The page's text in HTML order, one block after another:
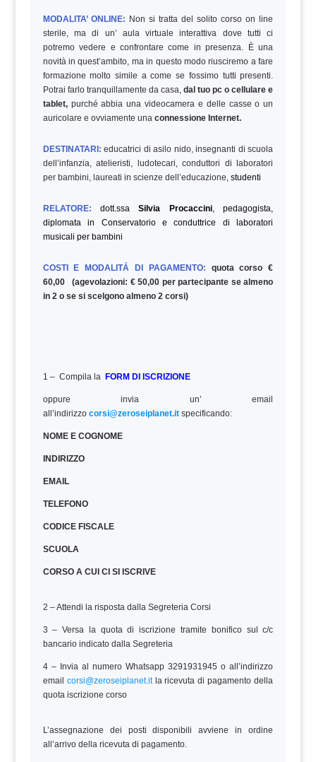
MODALITA’ ONLINE: Non si tratta del solito corso on line
sterile, ma di un’ aula virtuale interattiva dove tutti ci
potremo vedere e confrontare come in presenza. È una
novità in quest’ambito, ma in questo modo riusciremo a fare
formazione molto simile a come se fossimo tutti presenti.
Potrai farlo tranquillamente da casa, dal tuo pc o cellulare e
tablet,purché abbia una videocamera e delle casse o un
auricolare e ovviamente una connessione Internet.
DESTINATARI: educatrici di asilo nido, insegnanti di scuola
dell’infanzia, atelieristi, ludotecari, conduttori di laboratori
per bambini, laureati in scienze dell’educazione, studenti
RELATORE: dott.ssaSilvia Procaccini, pedagogista,
diplomata in Conservatorio e conduttrice di laboratori
musicali per bambini
COSTI E MODALITÁ DI PAGAMENTO:
quota corso €
60,00 (agevolazioni: € 50,00 per partecipante se almeno
in 2 o se si scelgono almeno 2 corsi)
1 – Compila la FORM DI ISCRIZIONE
oppure invia un’ email
all’indirizzo corsi@zeroseiplanet.itspecificando:
NOME E COGNOME
INDIRIZZO
EMAIL
TELEFONO
CODICE FISCALE
SCUOLA
CORSO A CUI CI SI ISCRIVE
2 – Attendi la risposta dalla Segreteria Corsi
3 – Versa la quota di iscrizione tramite bonifico sul c/c
bancario indicato dalla Segreteria
4 – Invia al numero Whatsapp 3291931945 o all’indirizzo
email corsi@zeroseiplanet.itla ricevuta di pagamento della
quota iscrizione corso
L’assegnazione dei posti disponibili avviene in ordine
all’arrivo della ricevuta di pagamento.